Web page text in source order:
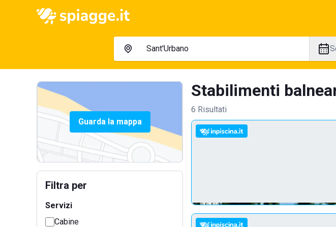
Guarda la mappa
Filtra per
Servizi
Cabine
Stabilimenti
6 Risultati